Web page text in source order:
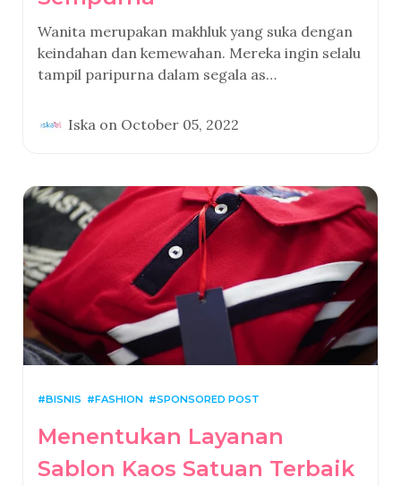
Wanita merupakan makhluk yang suka dengan
keindahan dan kemewahan. Mereka ingin selalu
tampil paripurna dalam segala as…
Iska on October 05, 2022
BISNIS FASHION SPONSORED POST
Menentukan Layanan
Sablon Kaos Satuan Terbaik